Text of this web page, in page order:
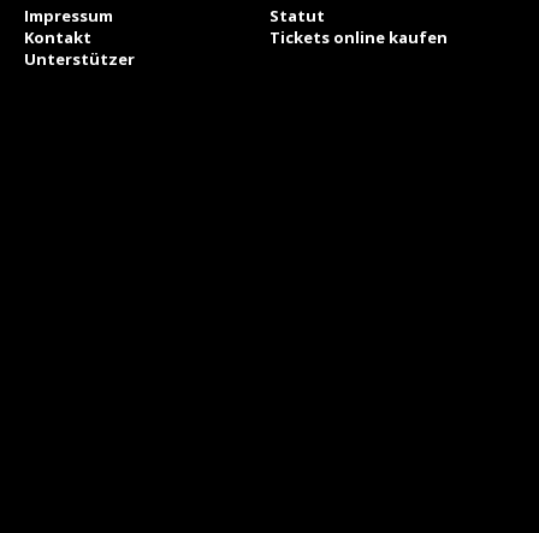
Impressum
Statut
Kontakt
Tickets online kaufen
Unterstützer